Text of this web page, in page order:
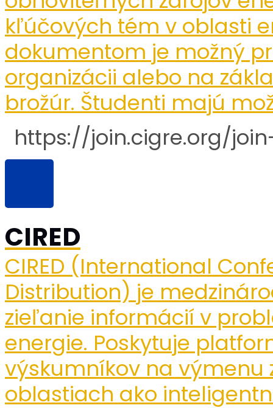
kľúčových tém v oblasti
dokumentom je možný
organizácii alebo na
brožúr. Študenti majú
https://join.cigre.org/
CIRED
CIRED (International
Distribution) je
zieľanie informácií v
energie. Poskytuje
výskumníkov na výmenu
oblastiach ako